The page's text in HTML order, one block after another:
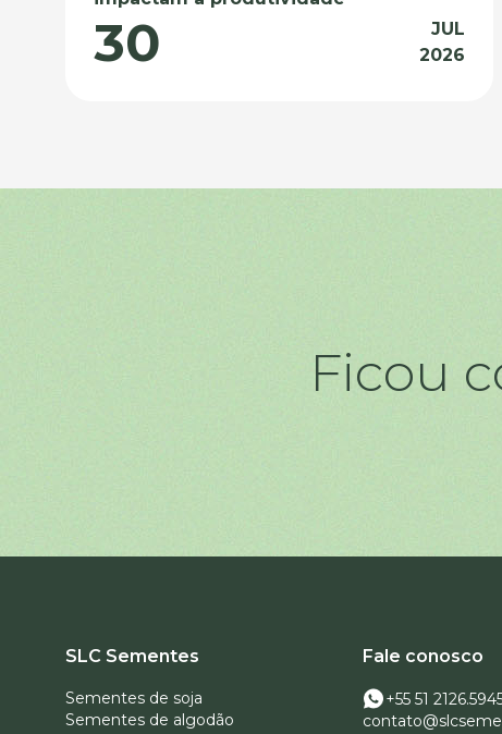
30
JUL
2026
Ficou
SLC Sementes
Sementes de soja
Sementes de algodão
Fale conosco
+55 51